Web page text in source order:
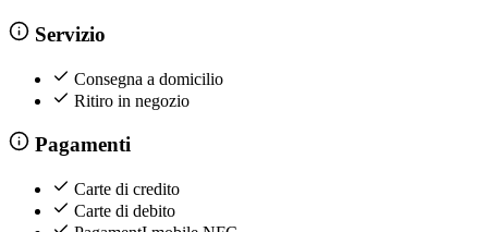
Servizio
Consegna a domicilio
Ritiro in negozio
Pagamenti
Carte di credito
Carte di debito